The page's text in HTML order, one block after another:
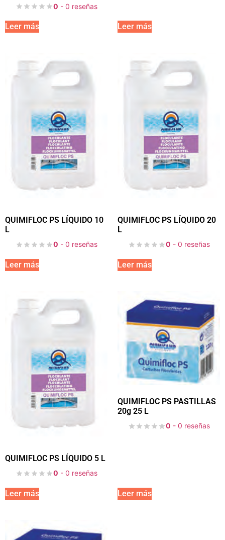
0 - 0 reseñas
Leer más Leer más
QUIMIFLOC PS LÍQUIDO 10
L
0 - 0 reseñas
Leer más
QUIMIFLOC PS LÍQUIDO 20
L
0 - 0 reseñas
Leer más
QUIMIFLOC PS LÍQUIDO 5 L
0 - 0 reseñas
Leer más
QUIMIFLOC PS PASTILLAS
20g 25 L
0 - 0 reseñas
Leer más